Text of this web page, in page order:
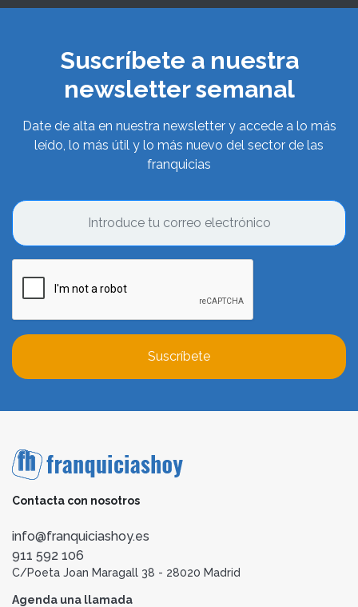
Suscríbete a nuestra
newsletter semanal
Date de alta en nuestra newsletter y accede a lo más
leído, lo más útil y lo más nuevo del sector de las
franquicias
Suscríbete
Contacta con nosotros
info@franquiciashoy.es
911 592 106
C/Poeta Joan Maragall 38 - 28020 Madrid
Agenda una llamada